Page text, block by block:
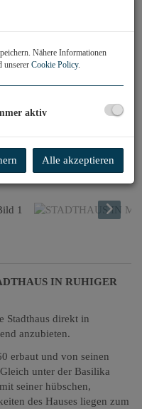
IN RUHIGER
Stadthaus direkt in
anzubieten.
erbaut und von seinen
unter der Basilika
seiner hübschen,
des Hauses liegen zum
Nähere Informationen
unserer Cookie Policy.
aktiv
Alle akzeptieren